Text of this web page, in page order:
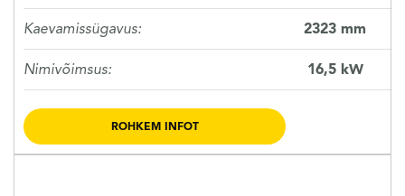
Kaevamissügavus: 2323 mm
Nimivõimsus: 16,5 kW
ROHKEM INFOT